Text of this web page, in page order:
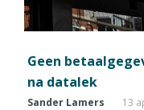
Geen
na datalek
Sander Lamers 13